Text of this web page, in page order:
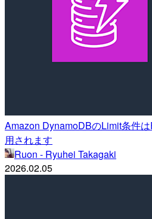
Amazon DynamoDBのLimit条件
用されます
Ruon - Ryuhei Takagaki
2026.02.05